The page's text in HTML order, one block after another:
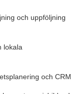
och uppföljning
lokala
och CRM